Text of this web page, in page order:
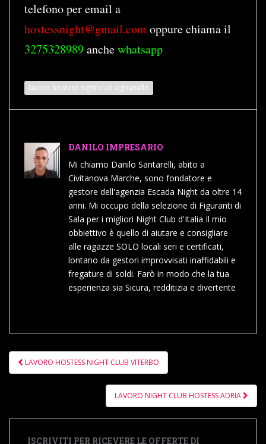
telefono per email a
hostessnight@gmail.comoppure chiama il
3275328989anchewhatsapp
lavoro hostess night club vignanello
DANILO IMPRESARIO
Mi chiamo Danilo Santarelli, abito a
Civitanova Marche, sono fondatore e
gestore dell'agenzia Escada Night da oltre 14
anni. Mi occupo della selezione di Figuranti di
Sala per i migliori Night Club d'Italia Il mio
obbiettivo è quello di aiutare e consigliare
alle ragazze SOLO locali seri e certificati,
lontano da gestori improvvisati inaffidabili e
fregature di soldi. Farò in modo che la tua
esperienza sia Sicura, redditizia e divertente
Navigazione
articoli
LAVORO HOSTESS NIGHT CLUB VITERBO
LAVORO NIGHT CLUB HOSTESS ADRIA
ISCRIVITI PER RICEVERE LE OFFERTE DI